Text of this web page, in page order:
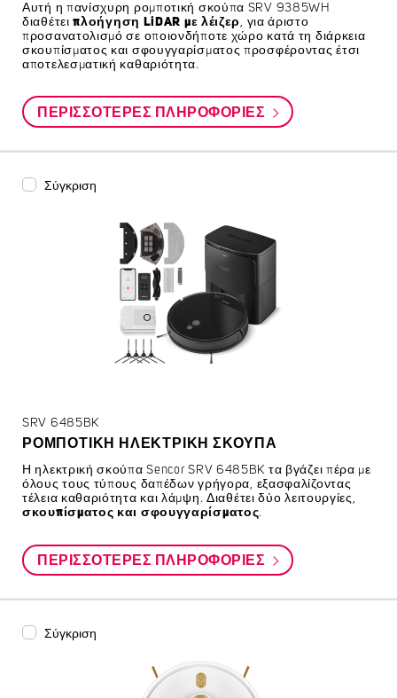
Αυτή η πανίσχυρη ρομποτική σκούπα SRV 9385WH
διαθέτειπλοήγηση LiDAR με λέιζερ , για άριστο
προσανατολισμό σε οποιονδήποτε χώρο κατά τη διάρκεια
σκουπίσματος και σφουγγαρίσματος προσφέροντας έτσι
αποτελεσματική καθαριότητα.
ΠΕΡΙΣΣΌΤΕΡΕΣ ΠΛΗΡΟΦΟΡΊΕΣ
Σύγκριση
SRV 6485BK
ΡΟΜΠΟΤΙΚΉ ΗΛΕΚΤΡΙΚΉ ΣΚΟΎΠΑ
Η ηλεκτρική σκούπα Sencor SRV 6485BK τα βγάζει πέρα με
όλους τους τύπους δαπέδων γρήγορα, εξασφαλίζοντας
τέλεια καθαριότητα και λάμψη. Διαθέτει δύο λειτουργίες,
σκουπίσματος και σφουγγαρίσματος.
ΠΕΡΙΣΣΌΤΕΡΕΣ ΠΛΗΡΟΦΟΡΊΕΣ
Σύγκριση